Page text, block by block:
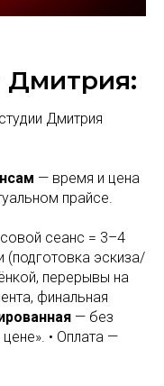
Дмитрия:
Дмитрия
— время и цена
прайсе.
сеанс = 3–4
(подготовка эскиза/
перерывы на
финальная
— без
• Оплата —